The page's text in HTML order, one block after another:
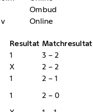
Ombud
Online
Resultat Matchresultat
1
3 – 2
X
2 – 2
1
2 – 1
1
2 – 0